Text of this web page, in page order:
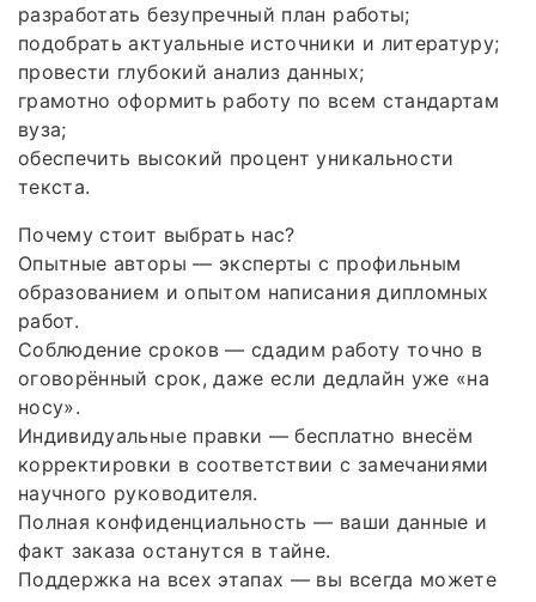
разработать безупречный план работы;
подобрать актуальные источники и литературу;
провести глубокий анализ данных;
грамотно оформить работу по всем стандартам
вуза;
обеспечить высокий процент уникальности
текста.
Почему стоит выбрать нас?
Опытные авторы — эксперты с профильным
образованием и опытом написания дипломных
работ.
Соблюдение сроков — сдадим работу точно в
оговорённый срок, даже если дедлайн уже «на
носу».
Индивидуальные правки — бесплатно внесём
корректировки в соответствии с замечаниями
научного руководителя.
Полная конфиденциальность — ваши данные и
факт заказа останутся в тайне.
Поддержка на всех этапах — вы всегда можете